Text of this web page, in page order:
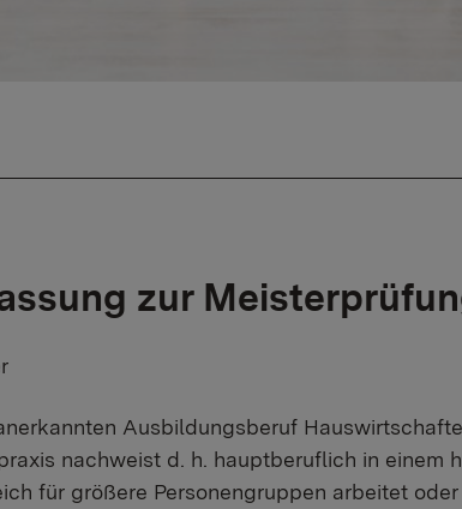
zur
Ausbildungsberuf
nachweist d. h. hauptberuflich in einem
für größere Personengruppen arbeitet